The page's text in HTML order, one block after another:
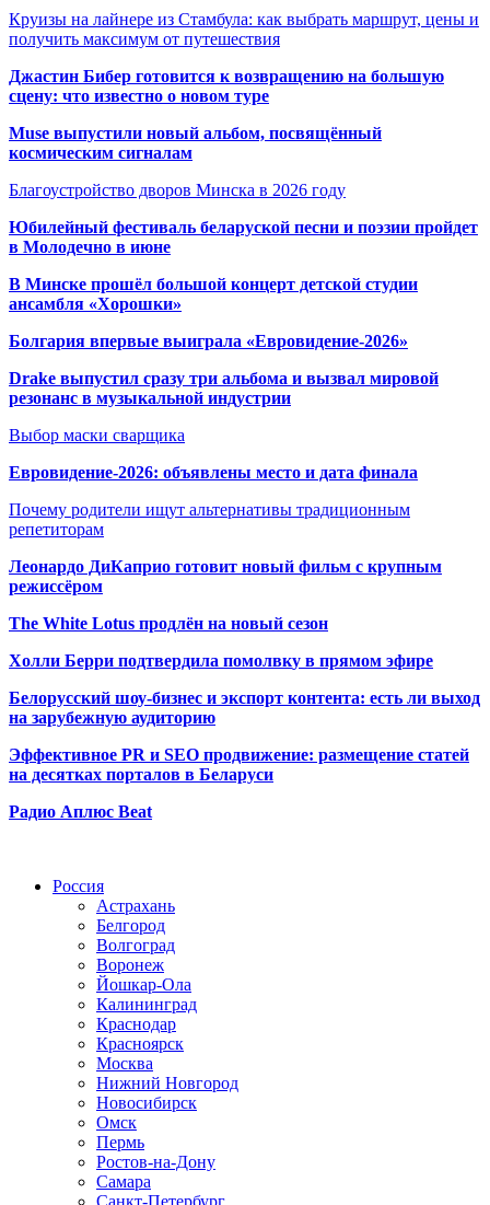
Круизы на лайнере из Стамбула: как выбрать маршрут, цены и
получить максимум от путешествия
Джастин Бибер готовится к возвращению на большую
сцену: что известно о новом туре
Muse выпустили новый альбом, посвящённый
космическим сигналам
Благоустройство дворов Минска в 2026 году
Юбилейный фестиваль беларуской песни и поэзии пройдет
в Молодечно в июне
В Минске прошёл большой концерт детской студии
ансамбля «Хорошки»
Болгария впервые выиграла «Евровидение-2026»
Drake выпустил сразу три альбома и вызвал мировой
резонанс в музыкальной индустрии
Выбор маски сварщика
Евровидение-2026: объявлены место и дата финала
Почему родители ищут альтернативы традиционным
репетиторам
Леонардо ДиКаприо готовит новый фильм с крупным
режиссёром
The White Lotus продлён на новый сезон
Холли Берри подтвердила помолвку в прямом эфире
Белорусский шоу-бизнес и экспорт контента: есть ли выход
на зарубежную аудиторию
Эффективное PR и SEO продвижение: размещение статей
на десятках порталов в Беларуси
Радио Аплюс Beat
Россия
Астрахань
Белгород
Волгоград
Воронеж
Йошкар-Ола
Калининград
Краснодар
Красноярск
Москва
Нижний Новгород
Новосибирск
Омск
Пермь
Ростов-на-Дону
Самара
Санкт-Петербург